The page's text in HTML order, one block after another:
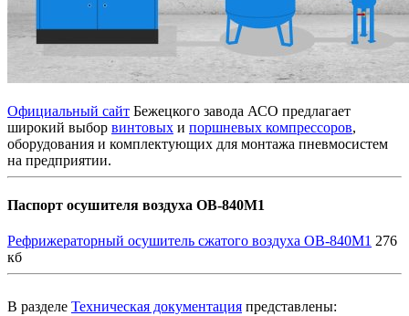
Официальный сайт Бежецкого завода АСО предлагает
широкий выбор винтовых и поршневых компрессоров,
оборудования и комплектующих для монтажа пневмосистем
на предприятии.
Паспорт осушителя воздуха ОВ-840М1
Рефрижераторный осушитель сжатого воздуха ОВ-840М1 276
кб
В разделе Техническая документация представлены: